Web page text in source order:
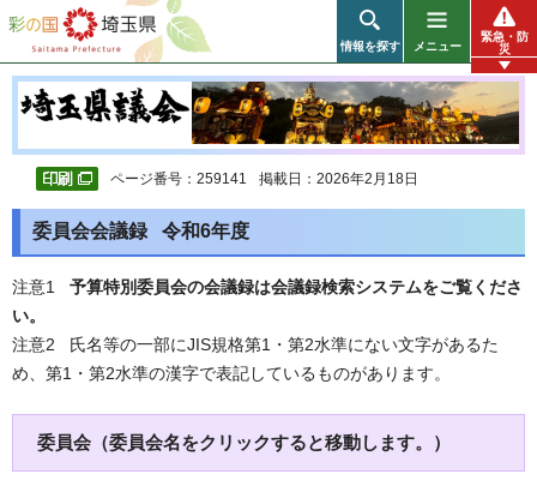
彩の国 埼玉県
情報を探す メニュー
緊急・防
災
ページ番号：259141 掲載日：2026年2月18日
委員会会議録 令和6年度
注意1 予算特別委員会の会議録は会議録検索システムをご覧くださ
い。
注意2 氏名等の一部にJIS規格第1・第2水準にない文字があるた
め、第1・第2水準の漢字で表記しているものがあります。
委員会（委員会名をクリックすると移動します。）